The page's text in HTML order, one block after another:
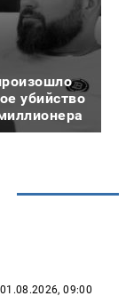
убийство
01.08.2026, 09:00